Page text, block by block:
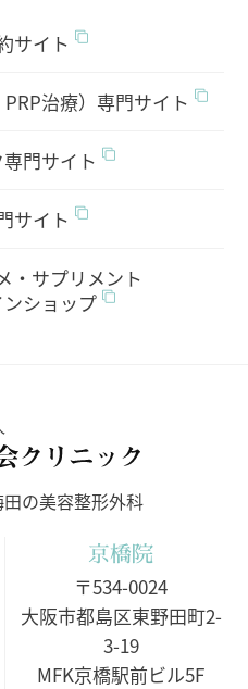
サイト
治療）専門サイト
門サイト
サイト
・サプリメント
ショップ
の美容整形外科
京橋院
〒534-0024
大阪市都島区東野田町2-
3-19
MFK京橋駅前ビル5F